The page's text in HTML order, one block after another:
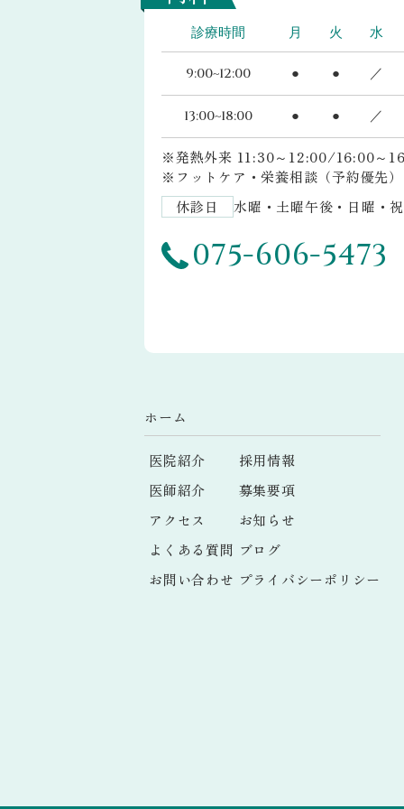
診療時間 月 火 水
9:00~12:00 ● ● ／
13:00~18:00 ● ● ／
※発熱外来 11:30～12:00/16:00～
※フットケア・栄養相談（予約優先）
休診日
水曜・土曜午後・日曜・
075-606-5473
ホーム
医院紹介
医師紹介
アクセス
よくある質問
お問い合わせ
採用情報
募集要項
お知らせ
ブログ
プライバシーポリシー